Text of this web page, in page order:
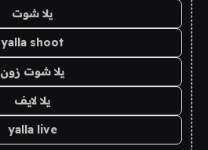
يلا شوت
yalla shoot
يلا شوت زون
يلا لايف
yalla live